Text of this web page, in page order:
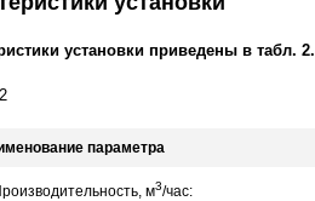
установки приведены в табл. 2.
параметра
м3/час: